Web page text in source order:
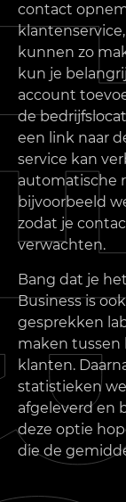
contact
kunnen zo
kun je
account
de
een link naar
service kan
automatische
bijvoorbeeld
zodat je
verwachten.
Bang dat je
Business is
gesprekken
maken tussen
klanten.
statistieken
afgeleverd en
deze optie
die de